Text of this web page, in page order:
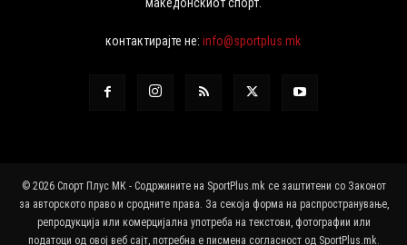
македонскиот спорт.
контактирајте не:info@sportplus.mk
© 2026 Спорт Плус МК - Содржините на SportPlus.mk се заштитени со Законот
за авторското право и сродните права. За секоја форма на распространување,
репродукција или комерцијална употреба на текстови, фотографии или
податоци од овој веб сајт, потребна е писмена согласност од SportPlus.mk.